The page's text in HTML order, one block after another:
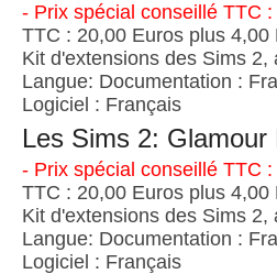
- Prix spécial conseillé TTC
TTC : 20,00 Euros plus 4,00
Kit d'extensions des Sims
Langue: Documentation :
Logiciel : Français
Les Sims 2:
- Prix spécial conseillé TTC
TTC : 20,00 Euros plus 4,00
Kit d'extensions des Sims
Langue: Documentation :
Logiciel : Français